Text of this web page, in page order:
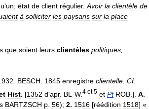
'un; état de client régulier. Avoir la clientèle de
à solliciter les paysans sur la place
que soient leurs clientèles politiques,
. BESCH. 1845 enregistre clientelle. Cf.
Hist. [1352 d'apr. BL -W. 4 et 5 et Pt ROB .]. A.
BARTZSCH p 56); 2. 1516 [réédition 1518] «